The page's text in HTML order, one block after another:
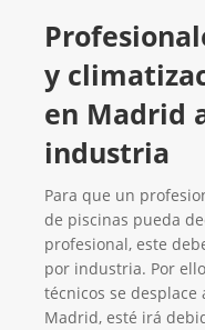
y
en Madrid
industria
Para que un
de piscinas pueda
profesional, este
por industria. Por
técnicos se desplace
Madrid, esté irá